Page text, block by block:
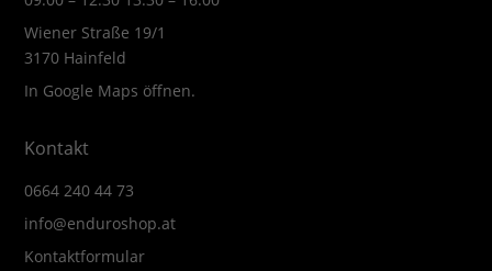
Wiener Straße 19/1
3170 Hainfeld
In Google Maps öffnen.
Kontakt
0664 240 44 73
info@enduroshop.at
Kontaktformular